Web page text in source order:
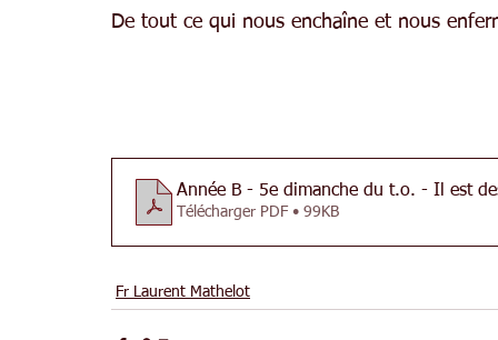
De tout ce qui nous enchaîne et nous
Année B - 5e dimanche du t.o. - Il est
Télécharger PDF • 99KB
Fr Laurent Mathelot